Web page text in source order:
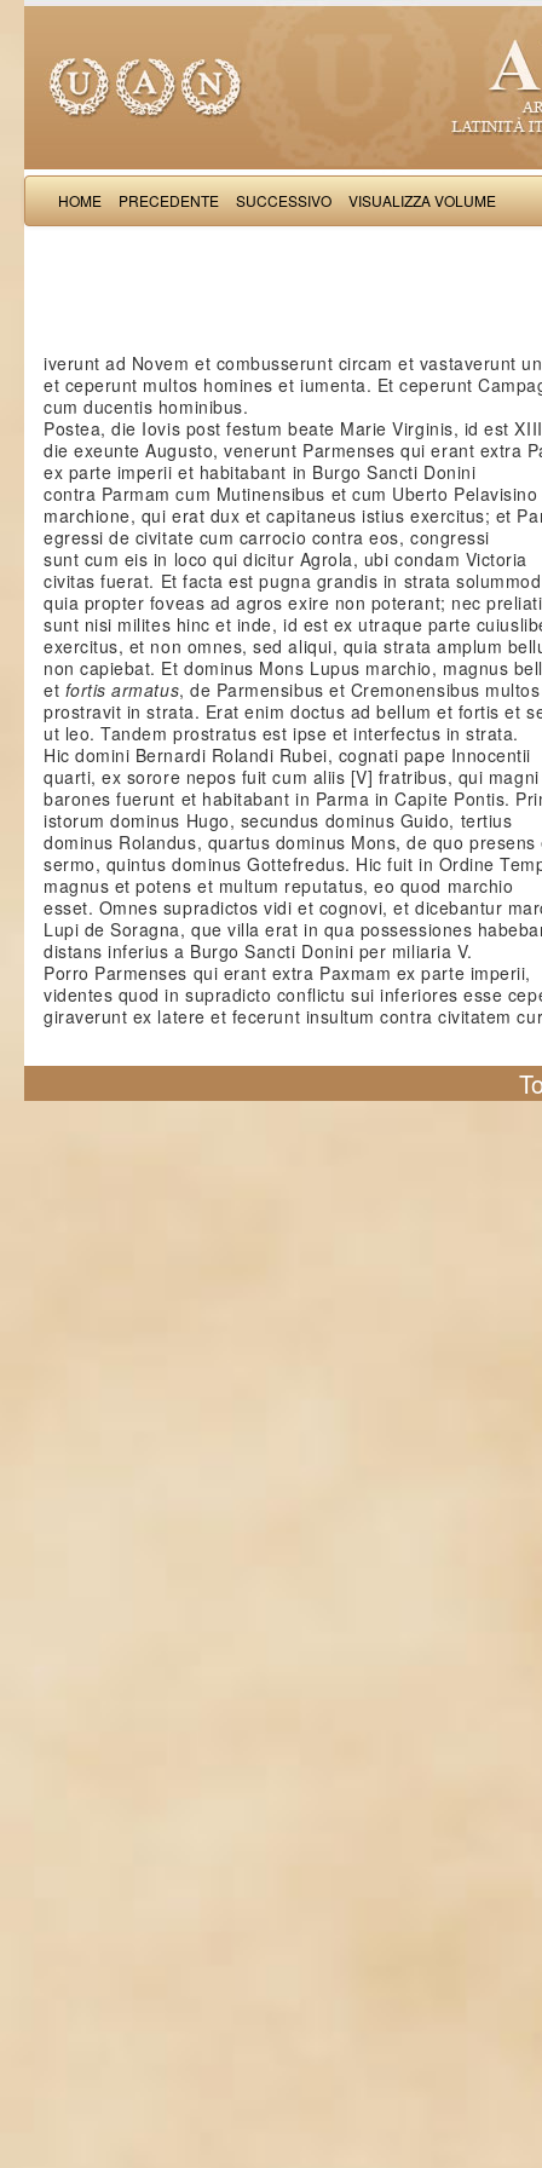
HOME PRECEDENTE SUCCESSIVO VISUALIZZA VOLUME
iverunt ad Novem et combusserunt circam et vastaverunt
et ceperunt multos homines et iumenta. Et ceperunt
cum ducentis hominibus.
Postea, die Iovis post festum beate Marie Virginis, id est
die exeunte Augusto, venerunt Parmenses qui erant extra
ex parte imperii et habitabant in Burgo Sancti Donini
contra Parmam cum Mutinensibus et cum Uberto Pelavisino
marchione, qui erat dux et capitaneus istius exercitus; et
egressi de civitate cum carrocio contra eos, congressi
sunt cum eis in loco qui dicitur Agrola, ubi condam Victoria
civitas fuerat. Et facta est pugna grandis in strata
quia propter foveas ad agros exire non poterant; nec preliati
sunt nisi milites hinc et inde, id est ex utraque parte
exercitus, et non omnes, sed aliqui, quia strata amplum
non capiebat. Et dominus Mons Lupus marchio, magnus
et fortis armatus, de Parmensibus et Cremonensibus multos
prostravit in strata. Erat enim doctus ad bellum et fortis et
ut leo. Tandem prostratus est ipse et interfectus in strata.
Hic domini Bernardi Rolandi Rubei, cognati pape Innocentii
quarti, ex sorore nepos fuit cum aliis [V] fratribus, qui magni
barones fuerunt et habitabant in Parma in Capite Pontis.
istorum dominus Hugo, secundus dominus Guido, tertius
dominus Rolandus, quartus dominus Mons, de quo presens
sermo, quintus dominus Gottefredus. Hic fuit in Ordine
magnus et potens et multum reputatus, eo quod marchio
esset. Omnes supradictos vidi et cognovi, et dicebantur
Lupi de Soragna, que villa erat in qua possessiones
distans inferius a Burgo Sancti Donini per miliaria V.
Porro Parmenses qui erant extra Paxmam ex parte imperii,
videntes quod in supradicto conflictu sui inferiores esse
giraverunt ex latere et fecerunt insultum contra civitatem